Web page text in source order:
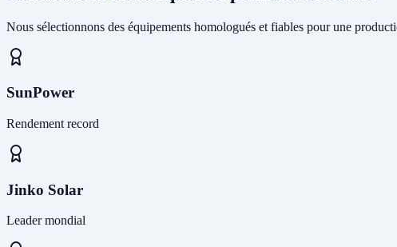
Nous sélectionnons des équipements homologués et fiables pour une
SunPower
Rendement record
Jinko Solar
Leader mondial